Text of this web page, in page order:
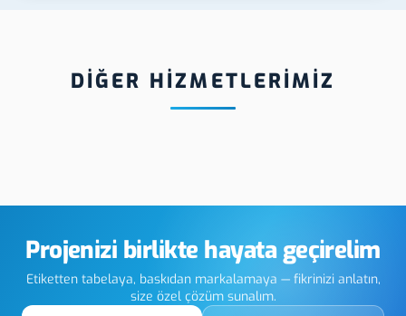
DİĞER HİZMETLERİMİZ
Projenizi birlikte hayata geçirelim
Etiketten tabelaya, baskıdan markalamaya — fikrinizi anlatın,
size özel çözüm sunalım.